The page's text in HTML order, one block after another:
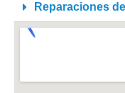
Reparaciones